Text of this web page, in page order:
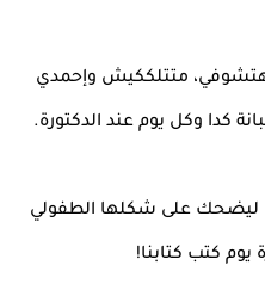
متتلككيش وإحمدي
كدا وكل يوم عند الدكتورة.
على شكلها الطفولي
كتب كتابنا!